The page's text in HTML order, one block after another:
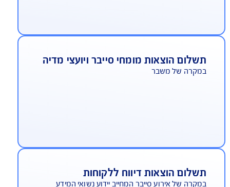
קנסות ברי ביטוח
הפרת הפרטיות ופגיעה בחופש המידע, לרבות
הוצאות מומחי סייבר ויועצי מדיה
של משבר